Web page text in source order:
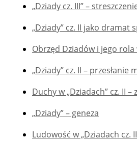
„Dziady cz. III” –
„Dziady” cz. II jako dramat
Obrzęd Dziadów i jego
„Dziady” cz. II – przesłanie
Duchy w „Dziadach” cz. II –
„Dziady” – geneza
Ludowość w „Dziadach cz.